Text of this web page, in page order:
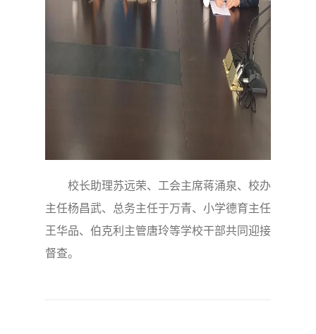
校长助理苏远荣、工会主席蒋涌泉、校办
主任杨昌武、总务主任于万青、小学德育主任
王华品、伯克利主管唐玲等学校干部共同迎接
督查。